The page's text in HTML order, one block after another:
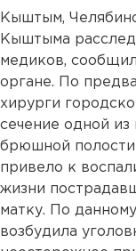
Кыштым,
Кыштыма
медиков,
органе. По
хирурги
сечение одной
брюшной полости
привело к
жизни
матку. По
возбудила